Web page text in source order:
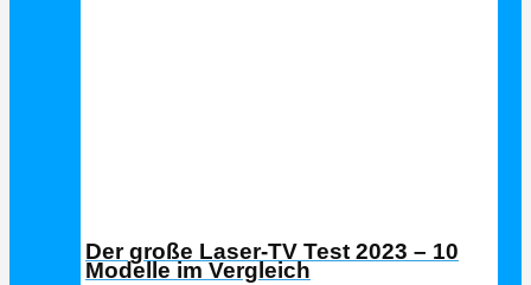
Der große Laser-TV Test 2023 – 10
Modelle im Vergleich